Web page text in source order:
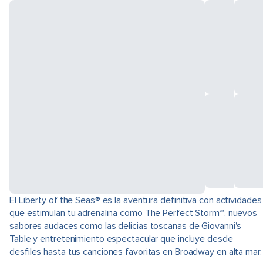
El Liberty of the Seas® es la aventura definitiva con actividades
que estimulan tu adrenalina como The Perfect Storm℠, nuevos
sabores audaces como las delicias toscanas de Giovanni's
Table y entretenimiento espectacular que incluye desde
desfiles hasta tus canciones favoritas en Broadway en alta mar.